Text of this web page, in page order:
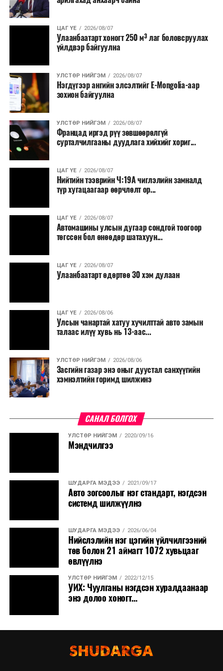
томилолт, гадаадын зочин хүлээн авах зардал;
Зайлшгүй шаардлагагүй тоног төхөөрөмж,
тавилга, автомашин худалдан авах;
Батлан хамгаалах, хууль зүйн салбараас бусад
Хуулиар заавал мэдээлэхээс бусад кино,
контент, хэвлэлийн зардал;
Заавал олгохоос бусад тэтгэмж, урамшуулал.
Санхүүгийн хэмнэлтийн горимыг 2026 оны
арванхоёрдугаар сарын 31 хүртэл мөрдөнө. Харин
эрүүл мэндийн салбар уг хэмнэлтийн горимд
хамрагдахгүй бөгөөд цэцэрлэг, сургуулийн хүүхдийн
эрт илрүүлэг, вакцинжуулалт, томуу, томуу төст
өвчний эсрэг арга хэмжээ зэрэг зайлшгүй
үргэлжилнэ гэж Ерөнхий сайд Н.Учрал онцоллоо.
Мөн бүх шатны төсвийн ерөнхийлөн захирагч нарт
салбар бүрдээ урсгал зардлыг 20 хувиар бууруулах,
нөхөн томилгоо хийхгүй байх, аялал, амралт, зугаалга,
хамт олны урлаг, спортын арга хэмжээг зохион
байгуулахгүй байх, төрийн албанд шинэ орон тоо бий
сургалтыг цахим хэлбэрт шилжүүлэх, төрийн албан
хаагчдыг зарим өдрүүдэд цахимаар ажиллуулах арга
хэмжээг үргэлжлүүлэхийг үүрэг болголоо.
Төсвийн сахилга бат сайжирч, эдийн засгийн нөхцөл
байдал хэвийн болсон тохиолдолд эдгээр
хязгаарлалтыг үе шаттайгаар сулруулах юм.
ЦАГ ҮЕ 2026/08/07
Улаанбаатарт хоногт 250 м³ лаг боловсруулах
үйлдвэр байгуулна
УЛСТӨР НИЙГЭМ 2026/08/07
Нэгдүгээр ангийн элсэлтийг E-Mongolia-аар
зохион байгуулна
УЛСТӨР НИЙГЭМ 2026/08/07
Францад иргэд рүү зөвшөөрөлгүй
сурталчилгааны дуудлага хийхийг хориг...
ЦАГ ҮЕ 2026/08/07
Нийтийн тээврийн Ч:19А чиглэлийн замналд
түр хугацаагаар өөрчлөлт ор...
ЦАГ ҮЕ 2026/08/07
Автомашины улсын дугаар сондгой тоогоор
төгссөн бол өнөөдөр шатахуун...
ЦАГ ҮЕ 2026/08/07
Улаанбаатарт өдөртөө 30 хэм дулаан
ЦАГ ҮЕ 2026/08/06
Улсын чанартай хатуу хучилттай авто замын
талаас илүү хувь нь 13-аас...
УЛСТӨР НИЙГЭМ 2026/08/06
Засгийн газар энэ оныг дуустал санхүүгийн
хэмнэлтийн горимд шилжинэ
САНАЛ БОЛГОХ
УЛСТӨР НИЙГЭМ 2020/09/16
Мэндчилгээ
ШУДАРГА МЭДЭЭ 2021/09/17
Авто зогсоолыг нэг стандарт, нэгдсэн
системд шилжүүлнэ
ШУДАРГА МЭДЭЭ 2026/06/04
Нийслэлийн нэг цэгийн үйлчилгээний
төв болон 21 аймагт 1072 хувьцааг
өвлүүлнэ
УЛСТӨР НИЙГЭМ 2022/12/15
УИХ: Чуулганы нэгдсэн хуралдаанаар
энэ долоо хоногт...